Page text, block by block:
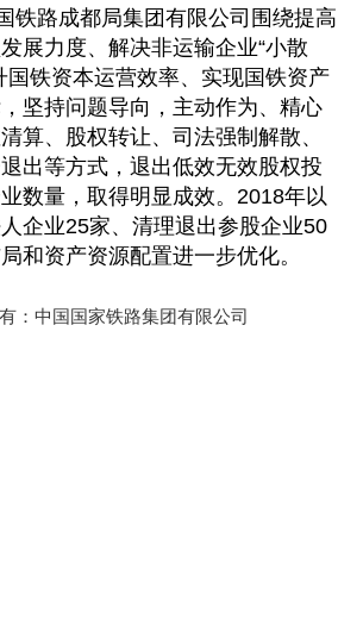
路成都局集团有限公司围绕提高
展力度、解决非运输企业“小散
国铁资本运营效率、实现国铁资产
坚持问题导向，主动作为、精心
算、股权转让、司法强制解散、
出等方式，退出低效无效股权投
数量，取得明显成效。 2018年以
企业25家、清理退出参股企业50
和资产资源配置进一步优化。
：中国国家铁路集团有限公司